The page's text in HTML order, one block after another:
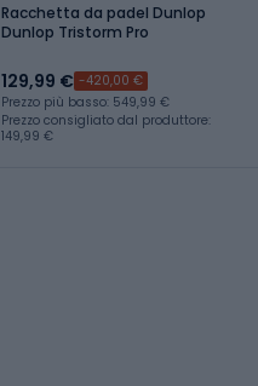
Racchetta da padel Dunlop
Dunlop Tristorm Pro
129,99 € -420,00 €
Prezzo più basso: 549,99 €
Prezzo consigliato dal produttore:
149,99 €